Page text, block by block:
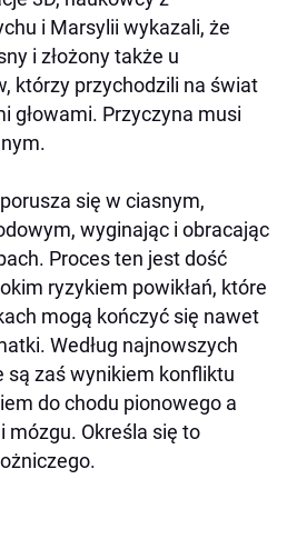
i Marsylii wykazali, że
i złożony także u
którzy przychodzili na świat
głowami. Przyczyna musi
się w ciasnym,
wyginając i obracając
Proces ten jest dość
ryzykiem powikłań, które
mogą kończyć się nawet
Według najnowszych
są zaś wynikiem konfliktu
do chodu pionowego a
Określa się to